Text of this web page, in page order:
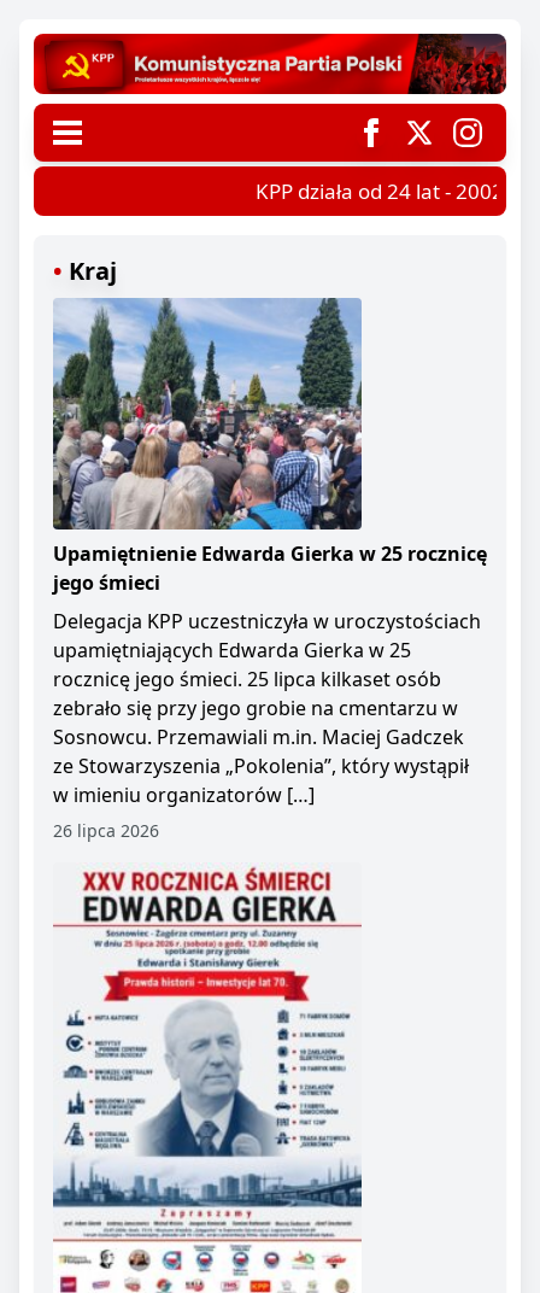
KPP działa od 24 lat - 2002-
Kraj
Upamiętnienie Edwarda Gierka w 25 rocznicę
jego śmieci
Delegacja KPP uczestniczyła w uroczystościach
upamiętniających Edwarda Gierka w 25
rocznicę jego śmieci. 25 lipca kilkaset osób
zebrało się przy jego grobie na cmentarzu w
Sosnowcu. Przemawiali m.in. Maciej Gadczek
ze Stowarzyszenia „Pokolenia”, który wystąpił
w imieniu organizatorów […]
26 lipca 2026